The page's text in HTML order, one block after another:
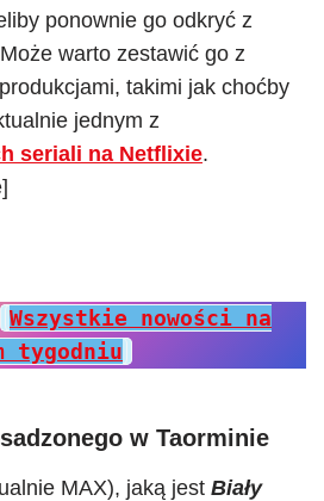
ponownie go odkryć z
warto zestawić go z
takimi jak choćby
jednym z
seriali na Netflixie.
Wszystkie nowości na
tygodniu
w Taorminie
MAX), jaką jest Biały